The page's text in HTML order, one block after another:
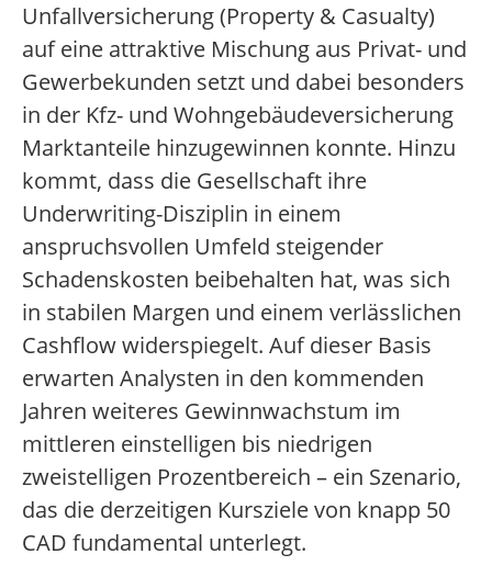
Unfallversicherung (Property & Casualty)
auf eine attraktive Mischung aus Privat- und
Gewerbekunden setzt und dabei besonders
in der Kfz- und Wohngebäudeversicherung
Marktanteile hinzugewinnen konnte. Hinzu
kommt, dass die Gesellschaft ihre
Underwriting-Disziplin in einem
anspruchsvollen Umfeld steigender
Schadenskosten beibehalten hat, was sich
in stabilen Margen und einem verlässlichen
Cashflow widerspiegelt. Auf dieser Basis
erwarten Analysten in den kommenden
Jahren weiteres Gewinnwachstum im
mittleren einstelligen bis niedrigen
zweistelligen Prozentbereich – ein Szenario,
das die derzeitigen Kursziele von knapp 50
CAD fundamental unterlegt.